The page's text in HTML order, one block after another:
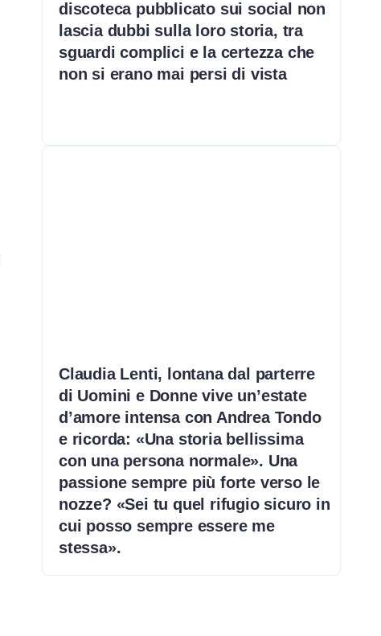
discoteca pubblicato sui social non
lascia dubbi sulla loro storia, tra
sguardi complici e la certezza che
non si erano mai persi di vista
Claudia Lenti, lontana dal parterre
di Uomini e Donne vive un’estate
d’amore intensa con Andrea Tondo
e ricorda: «Una storia bellissima
con una persona normale». Una
passione sempre più forte verso le
nozze? «Sei tu quel rifugio sicuro in
cui posso sempre essere me
stessa».